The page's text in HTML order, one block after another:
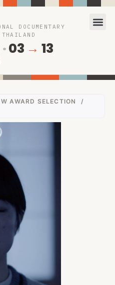
DOCUMENTARY
·03 → 13
W AWARD SELECTION
/